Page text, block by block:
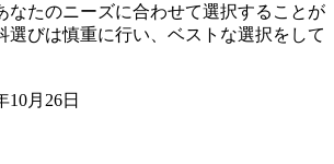
なたのニーズに合わせて選択することが
選びは慎重に行い、ベストな選択をして
10月26日